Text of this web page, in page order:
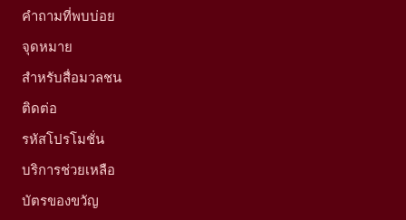
คำถามที่พบบ่อย
จุดหมาย
สำหรับสื่อมวลชน
ติดต่อ
รหัสโปรโมชั่น
บริการช่วยเหลือ
บัตรของขวัญ